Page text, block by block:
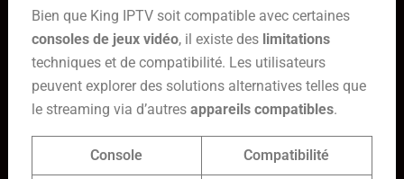
Bien que King IPTV soit compatible avec certaines
consoles de jeux vidéo, il existe des limitations
techniques et de compatibilité. Les utilisateurs
peuvent explorer des solutions alternatives telles que
le streaming via d’autres appareils compatibles.
Console Compatibilité